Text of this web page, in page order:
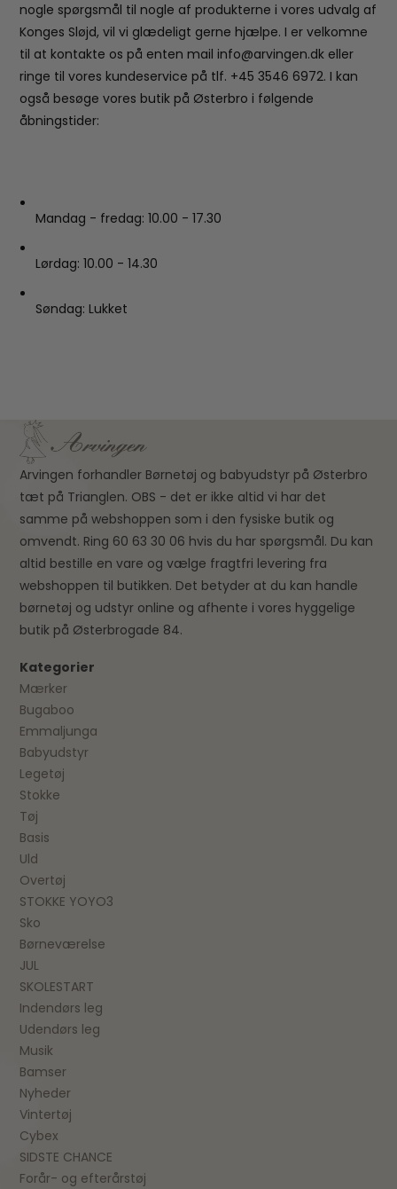
nogle spørgsmål til nogle af produkterne i vores udvalg af
Konges Sløjd, vil vi glædeligt gerne hjælpe. I er velkomne
til at kontakte os på enten mail info@arvingen.dk eller
ringe til vores kundeservice på tlf. +45 3546 6972. I kan
også besøge vores butik på Østerbro i følgende
åbningstider:
Mandag - fredag: 10.00 - 17.30
Lørdag: 10.00 - 14.30
Søndag: Lukket
Arvingen forhandler Børnetøj og babyudstyr på Østerbro
tæt på Trianglen. OBS - det er ikke altid vi har det
samme på webshoppen som i den fysiske butik og
omvendt. Ring 60 63 30 06 hvis du har spørgsmål. Du kan
altid bestille en vare og vælge fragtfri levering fra
webshoppen til butikken. Det betyder at du kan handle
børnetøj og udstyr online og afhente i vores hyggelige
butik på Østerbrogade 84.
Kategorier
Mærker
Bugaboo
Emmaljunga
Babyudstyr
Legetøj
Stokke
Tøj
Basis
Uld
Overtøj
STOKKE YOYO3
Sko
Børneværelse
JUL
SKOLESTART
Indendørs leg
Udendørs leg
Musik
Bamser
Nyheder
Vintertøj
Cybex
SIDSTE CHANCE
Forår- og efterårstøj